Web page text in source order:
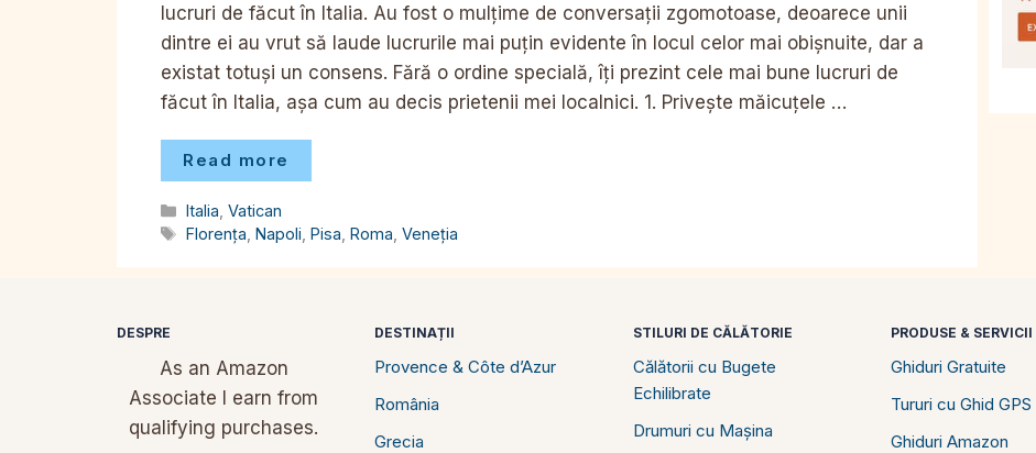
lucruri de făcut în Italia. Au fost o mulțime de conversații zgomotoase, deoarece unii
dintre ei au vrut să laude lucrurile mai puțin evidente în locul celor mai obișnuite, dar a
existat totuși un consens. Fără o ordine specială, îți prezint cele mai bune lucruri de
făcut în Italia, așa cum au decis prietenii mei localnici. 1. Privește măicuțele …
Read more
Categorii
Italia ,Vatican
Etichete
Florența ,Napoli ,Pisa ,Roma ,Veneția
DESPRE
As an Amazon
Associate I earn from
qualifying purchases.
DESTINAȚII
Provence & Côte d’Azur
România
Grecia
STILURI DE CĂLĂTORIE
Călătorii cu Bugete
Echilibrate
Drumuri cu Mașina
PRODUSE & SERVICII
Ghiduri Gratuite
Tururi cu Ghid GPS
Ghiduri Amazon